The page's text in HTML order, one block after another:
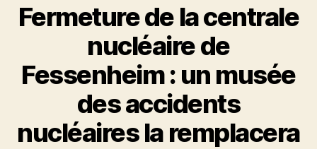
Fermeture de la centrale
nucléaire de
Fessenheim : un musée
des accidents
nucléaires la remplacera